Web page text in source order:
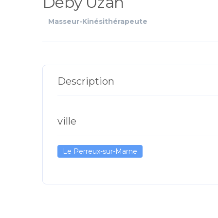
Masseur-Kinésithérapeute
Description
ville
Le Perreux-sur-Marne